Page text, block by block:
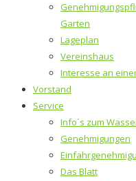
Garten
Lageplan
Vereinshaus
Interesse an
Vorstand
Service
Info´s zum
Genehmigungen
Das Blatt